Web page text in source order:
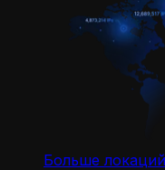
Больше локаций